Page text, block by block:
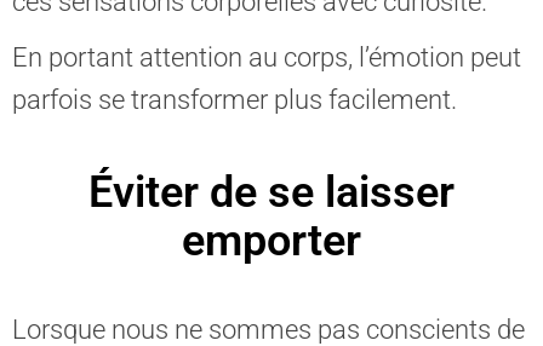
En portant attention au corps, l’émotion peut
parfois se transformer plus facilement.
Éviter de se laisser
emporter
Lorsque nous ne sommes pas conscients de